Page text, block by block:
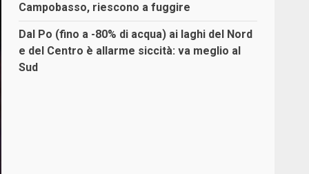
Campobasso, riescono a fuggire
Dal Po (fino a -80% di acqua) ai laghi del Nord
e del Centro è allarme siccità: va meglio al
Sud